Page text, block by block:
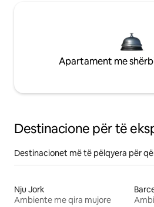
Apartament me
Destinacione për të
Destinacionet më të pëlqyera për
Nju Jork
Ambiente me qira mujore